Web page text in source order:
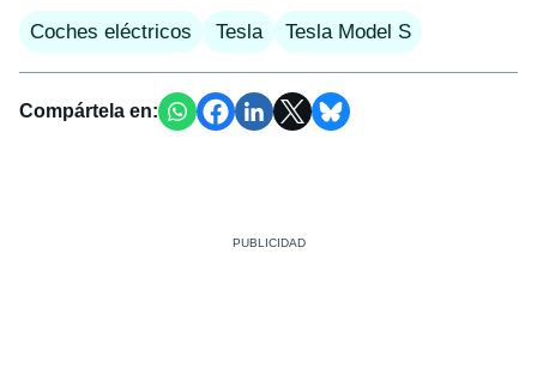
Coches eléctricos Tesla Tesla Model S
Compártela en: